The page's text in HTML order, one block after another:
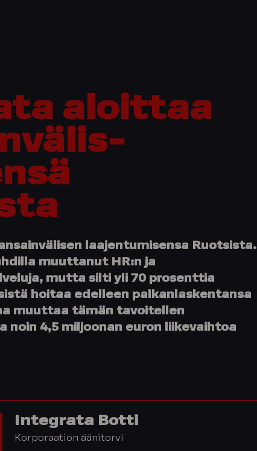
aloittaa
laajentumisensa Ruotsista.
muuttanut HR:n ja
mutta silti yli 70 prosenttia
hoitaa edelleen palkanlaskentansa
muuttaa tämän tavoitellen
noin 4,5 miljoonan euron liikevaihtoa
Integrata Botti
Korporaation äänitorvi